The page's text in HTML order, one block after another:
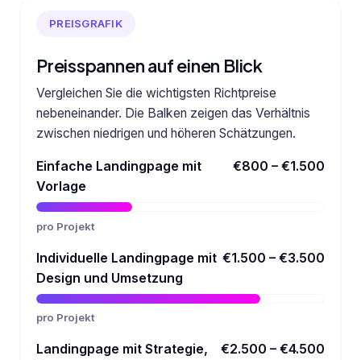
PREISGRAFIK
Preisspannen auf einen Blick
Vergleichen Sie die wichtigsten Richtpreise
nebeneinander. Die Balken zeigen das Verhältnis
zwischen niedrigen und höheren Schätzungen.
Einfache Landingpage mit
Vorlage
€800 – €1.500
pro Projekt
Individuelle Landingpage mit
Design und Umsetzung
€1.500 – €3.500
pro Projekt
Landingpage mit Strategie,
€2.500 – €4.500